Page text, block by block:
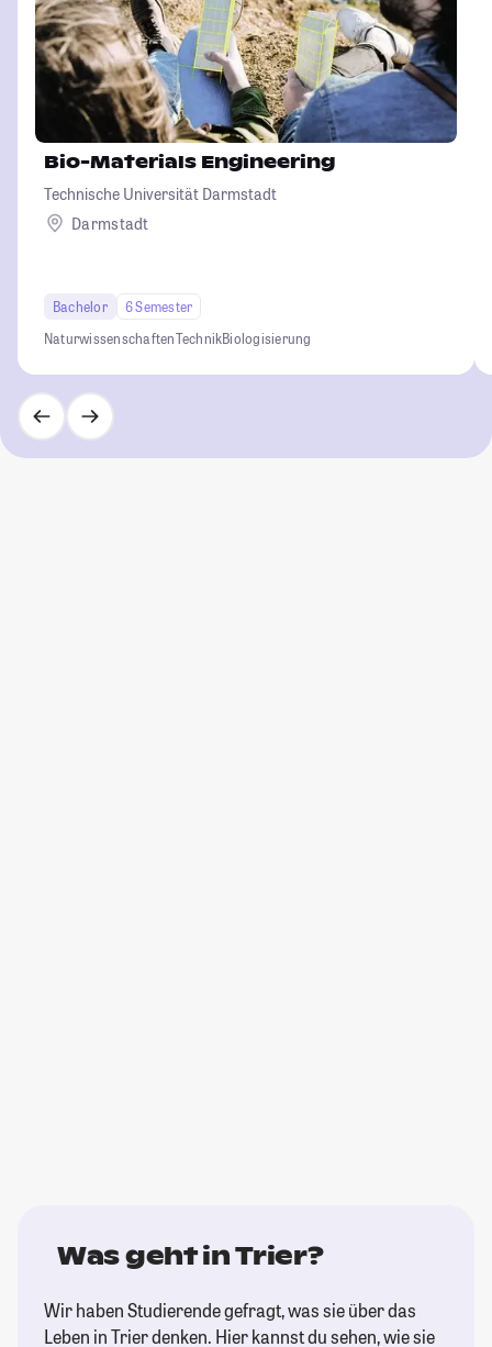
Bio-Materials Engineering
Technische Universität Darmstadt
Darmstadt
Bachelor
6 Semester
NaturwissenschaftenTechnikBiologisierung
Was geht in Trier?
Wir haben Studierende gefragt, was sie über das
Leben in Trier denken. Hier kannst du sehen, wie sie